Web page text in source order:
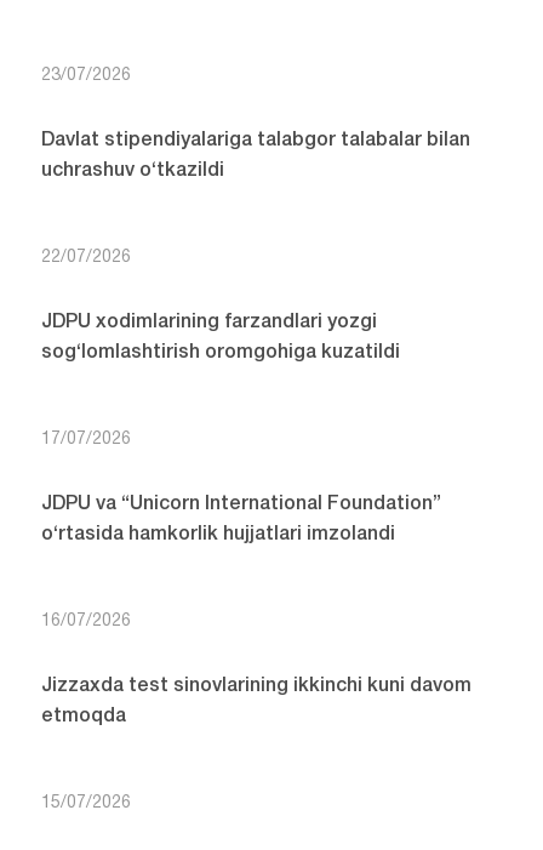
23/07/2026
Davlat stipendiyalariga talabgor talabalar bilan
uchrashuv o‘tkazildi
22/07/2026
JDPU xodimlarining farzandlari yozgi
sog‘lomlashtirish oromgohiga kuzatildi
17/07/2026
JDPU va “Unicorn International Foundation”
o‘rtasida hamkorlik hujjatlari imzolandi
16/07/2026
Jizzaxda test sinovlarining ikkinchi kuni davom
etmoqda
15/07/2026